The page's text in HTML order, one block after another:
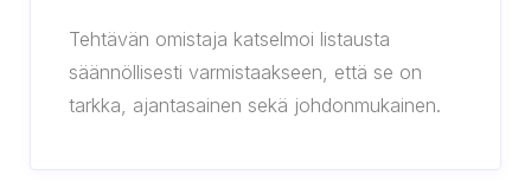
Tehtävän omistaja katselmoi listausta
säännöllisesti varmistaakseen, että se on
tarkka, ajantasainen sekä johdonmukainen.